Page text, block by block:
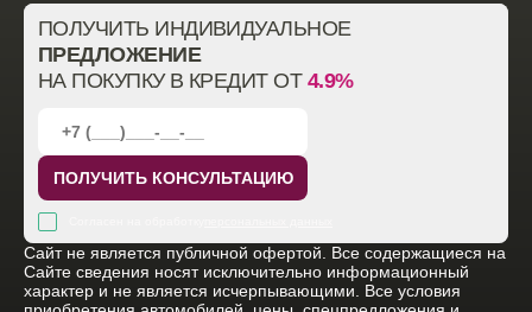
ПОЛУЧИТЬ ИНДИВИДУАЛЬНОЕ
ПРЕДЛОЖЕНИЕ
НА ПОКУПКУ В КРЕДИТ ОТ 4.9%
ПОЛУЧИТЬ КОНСУЛЬТАЦИЮ
Cайт не является публичной офертой. Все содержащиеся на
Сайте сведения носят исключительно информационный
характер и не является исчерпывающими. Все условия